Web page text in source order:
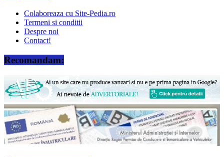
Colaboreaza cu Site-Pedia.ro
Termeni si conditii
Despre noi
Contact!
Recomandam: